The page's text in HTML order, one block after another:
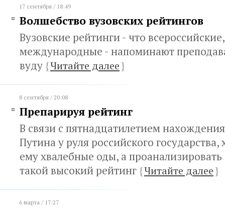
17 сентября / 18:49
Волшебство вузовских рейтингов
Вузовские рейтинги - что
международные - напоминают
вуду {Читайте далее}
8 сентября / 20:08
Препарируя рейтинг
В связи с пятнадцатилетием
Путина у руля российского государства,
ему хвалебные оды, а
такой высокий рейтинг {Читайте далее}
6 марта / 17:27